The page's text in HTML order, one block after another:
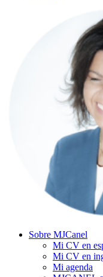
Sobre MJCanel
Mi CV en
Mi CV en
Mi agenda